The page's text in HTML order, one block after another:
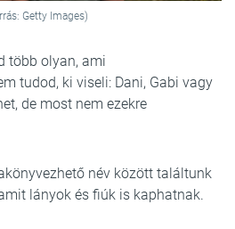
Getty Images)
több olyan, ami
tudod, ki viseli: Dani, Gabi vagy
de most nem ezekre
név között találtunk
lányok és fiúk is kaphatnak.